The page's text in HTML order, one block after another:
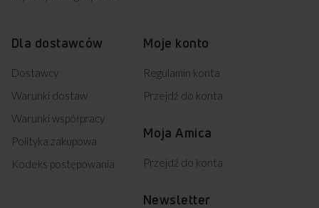
Dla dostawców
Dostawcy
Warunki dostaw
Warunki współpracy
Polityka zakupowa
Kodeks postępowania
Moje konto
Regulamin konta
Przejdź do konta
Moja Amica
Przejdź do konta
Newsletter